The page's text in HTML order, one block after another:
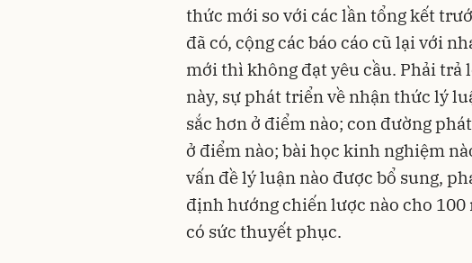
thức mới so với các lần tổng kết
đã có, cộng các báo cáo cũ lại với
mới thì không đạt yêu cầu. Phải trả
này, sự phát triển về nhận thức lý
sắc hơn ở điểm nào; con đường
ở điểm nào; bài học kinh nghiệm
vấn đề lý luận nào được bổ sung,
định hướng chiến lược nào cho
có sức thuyết phục.